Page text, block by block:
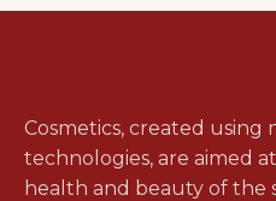
Cosmetics, created using
technologies, are aimed
health and beauty of the